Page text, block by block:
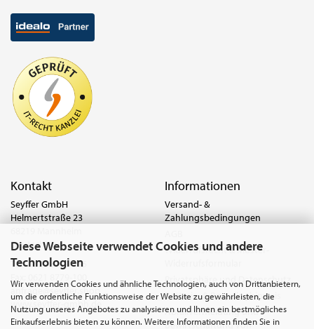
Diese Webseite verwendet Cookies und andere
Technologien
Wir verwenden Cookies und ähnliche Technologien, auch von Drittanbietern,
um die ordentliche Funktionsweise der Website zu gewährleisten, die
Nutzung unseres Angebotes zu analysieren und Ihnen ein bestmögliches
Einkaufserlebnis bieten zu können. Weitere Informationen finden Sie in
Kontakt
Seyffer GmbH
Helmertstraße 23
Deutschland
Tel.:0621 8779-555
anfrage@seyffer.shop
www.seyffer-gmbh.de
Informationen
Versand- &
Zahlungsbedingungen
Widerrufsrecht & Muster-
Privatsphäre und Datenschutz
Batterie- & Recyclinghinweis
Abfallvermeidung und
Bewirtschaftung von